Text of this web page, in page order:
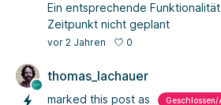
Ein entsprechende
Zeitpunkt nicht geplant
vor 2 Jahren 0
thomas_lachauer
marked this post as